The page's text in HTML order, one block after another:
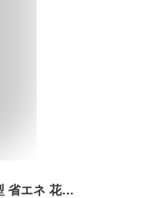
空気清浄機 空気清浄 空気清浄器 除菌 18.5畳 小型 省エネ 花粉対策 暑さ梅雨対策 節電 卓上空気清浄機 ハウスダスト ペットの毛 ペット臭い PM2.5 脱臭 光触媒 ペット ダニ対策 コンパクト ウイルス対策 家庭用 静音 異臭 キャスター付き UVライト